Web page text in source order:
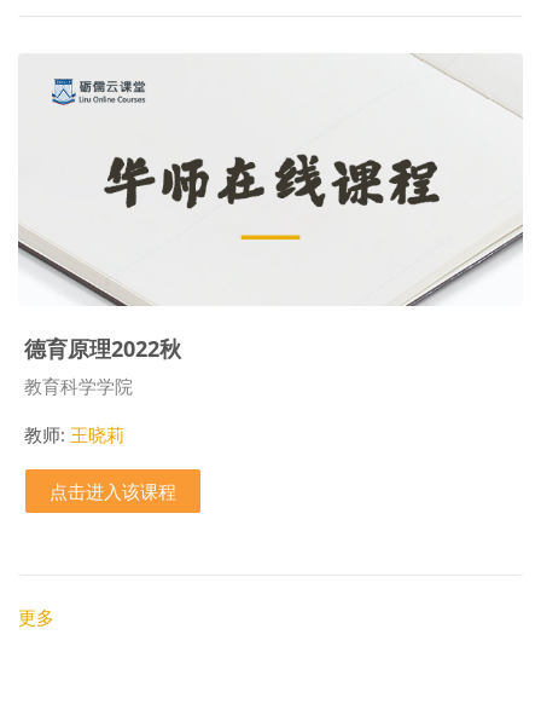
德育原理2022秋
课程类别
教育科学学院
教师: 王晓莉
点击进入该课程
更多